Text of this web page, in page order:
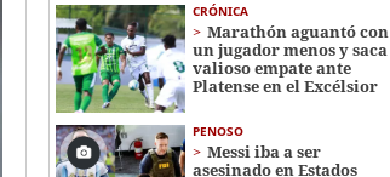
CRÓNICA
Marathón aguantó con
un jugador menos y saca
valioso empate ante
Platense en el Excélsior
PENOSO
Messi iba a ser
asesinado en Estados